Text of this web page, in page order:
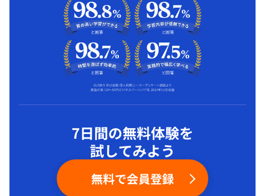
7日間の無料体験を
試してみよう
無料で会員登録